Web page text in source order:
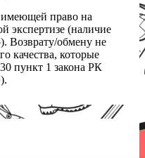
право на
экспертизе (наличие
Возврату/обмену не
качества, которые
пункт 1 закона РК